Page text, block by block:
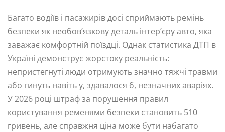
Багато водіїв і пасажирів досі сприймають ремінь
безпеки як необов’язкову деталь інтер’єру авто, яка
заважає комфортній поїздці. Однак статистика ДТП в
Україні демонструє жорстоку реальність:
непристегнуті люди отримують значно тяжчі травми
або гинуть навіть у, здавалося б, незначних аваріях.
У 2026 році штраф за порушення правил
користування ременями безпеки становить 510
гривень, але справжня ціна може бути набагато